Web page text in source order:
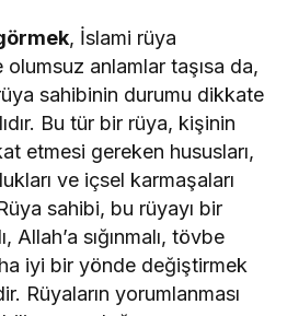
, İslami rüya
anlamlar taşısa da,
sahibinin durumu dikkate
Bu tür bir rüya, kişinin
etmesi gereken hususları,
ve içsel karmaşaları
sahibi, bu rüyayı bir
Allah’a sığınmalı, tövbe
iyi bir yönde değiştirmek
Rüyaların yorumlanması